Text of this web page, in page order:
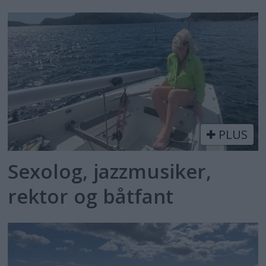
PLUS
Sexolog, jazzmusiker,
rektor og båtfant